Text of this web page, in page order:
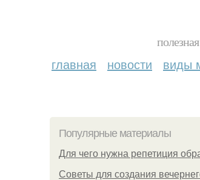
главная новости виды
Популярные материалы
Для чего нужна репетиция
Советы для создания